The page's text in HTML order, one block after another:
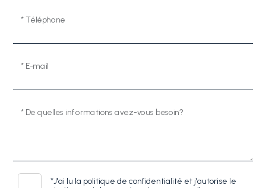
* Téléphone
* E-mail
* De quelles informations avez-vous besoin?
*J'ai lu la politique de confidentialité et j'autorise le